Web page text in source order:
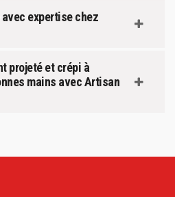
expertise chez
projeté et crépi à
mains avec Artisan